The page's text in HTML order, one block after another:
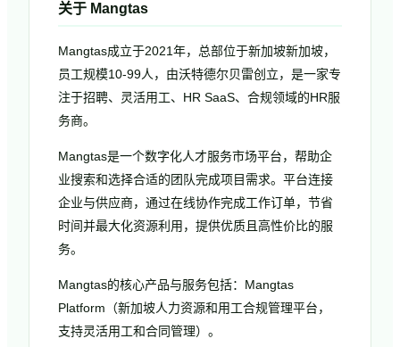
关于 Mangtas
Mangtas成立于2021年，总部位于新加坡新加坡，
员工规模10-99人，由沃特德尔贝雷创立，是一家专
注于招聘、灵活用工、HR SaaS、合规领域的HR服
务商。
Mangtas是一个数字化人才服务市场平台，帮助企
业搜索和选择合适的团队完成项目需求。平台连接
企业与供应商，通过在线协作完成工作订单，节省
时间并最大化资源利用，提供优质且高性价比的服
务。
Mangtas的核心产品与服务包括：Mangtas
Platform（新加坡人力资源和用工合规管理平台，
支持灵活用工和合同管理）。